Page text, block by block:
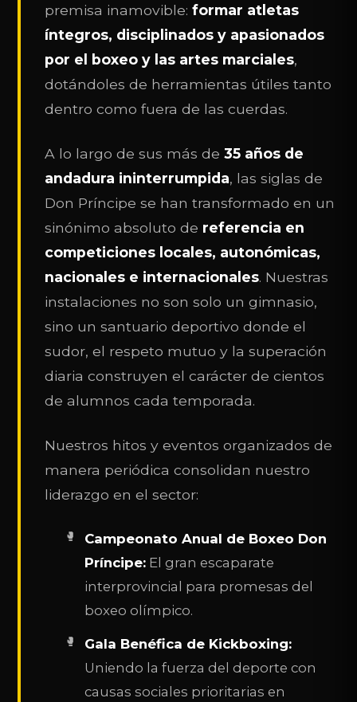
premisa inamovible:formar atletas
íntegros, disciplinados y apasionados
por el boxeo y las artes marciales,
dotándoles de herramientas útiles tanto
dentro como fuera de las cuerdas.
A lo largo de sus más de35 años de
andadura ininterrumpida, las siglas de
Don Príncipe se han transformado en un
sinónimo absoluto de referencia en
competiciones locales, autonómicas,
nacionales e internacionales. Nuestras
instalaciones no son solo un gimnasio,
sino un santuario deportivo donde el
sudor, el respeto mutuo y la superación
diaria construyen el carácter de cientos
de alumnos cada temporada.
Nuestros hitos y eventos organizados de
manera periódica consolidan nuestro
liderazgo en el sector:
Campeonato Anual de Boxeo Don
Príncipe: El gran escaparate
interprovincial para promesas del
boxeo olímpico.
Gala Benéfica de Kickboxing:
Uniendo la fuerza del deporte con
causas sociales prioritarias en